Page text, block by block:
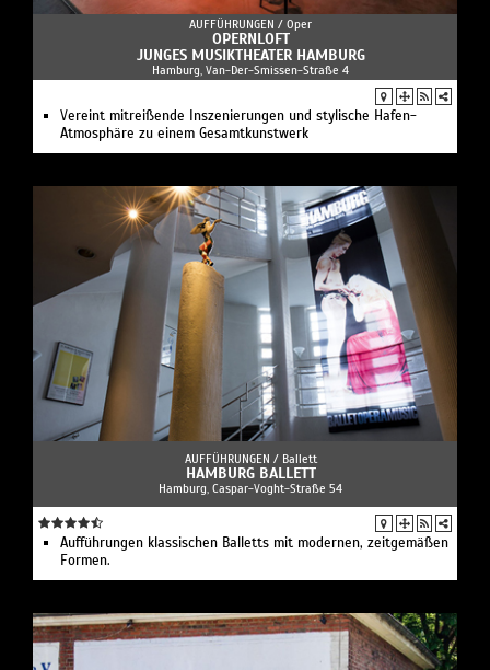
AUFFÜHRUNGEN / Oper
OPERNLOFT
JUNGES MUSIKTHEATER HAMBURG
Hamburg, Van-Der-Smissen-Straße 4
Vereint mitreißende Inszenierungen und stylische Hafen-
Atmosphäre zu einem Gesamtkunstwerk
AUFFÜHRUNGEN / Ballett
HAMBURG BALLETT
Hamburg, Caspar-Voght-Straße 54
Aufführungen klassischen Balletts mit modernen, zeitgemäßen
Formen.